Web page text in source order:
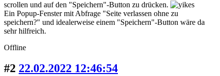
scrollen und auf den "Speichern"-Button zu drücken.
Ein Popup-Fenster mit Abfrage "Seite verlassen ohne zu
speichern?" und idealerweise einem "Speichern"-Button wäre da
sehr hilfreich.
Offline
#2 22.02.2022 12:46:54